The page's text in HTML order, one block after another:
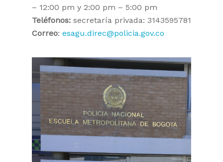
– 12:00 pm y 2:00 pm – 5:00 pm
Teléfonos: secretaría privada: 3143595781
Correo: esagu.direc@policia.gov.co